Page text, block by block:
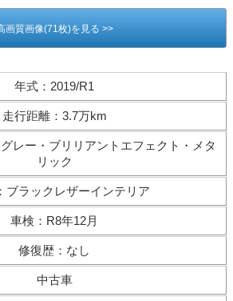
画質画像(71枚)を見る >>
年式 ： 2019/R1
走行距離： 3.7万km
レー・ブリリアントエフェクト・メタ
リック
： ブラックレザーインテリア
車検 ： R8年12月
修復歴 ： なし
中古車